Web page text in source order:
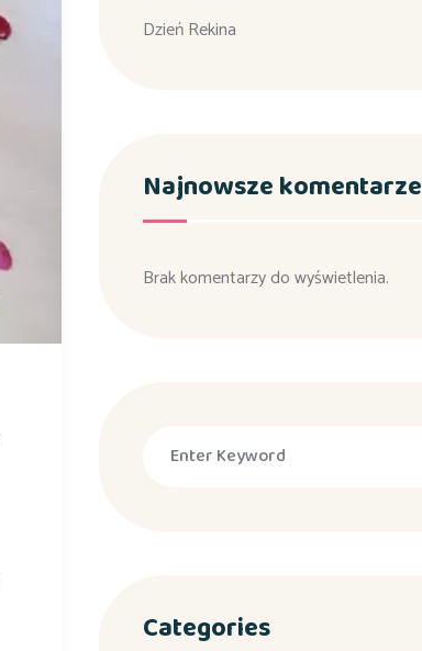
Dzień Rekina
Najnowsze komentarze
Brak komentarzy do wyświetlenia.
Categories